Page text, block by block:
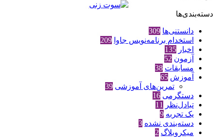
دسته‌بندی‌ها
دانستنی‌ها 309
استخدام برنامه‌نویس جاوا 209
اخبار 135
آزمون 52
مسابقات 38
آموزش 65
تمرین‌های آموزشی 39
دستگرمی 16
تبادل‌نظر
11
یک تجربه 9
دسته‌بندی نشده 3
میکروبلاگ 2